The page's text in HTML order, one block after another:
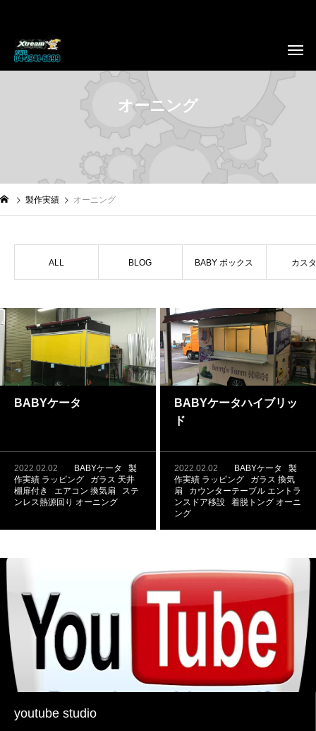
オーニング
製作実績 オーニング
ALL BLOG BABY ボックス カス
BABYケータ
2022.02.02 BABYケータ
製
作実績 ラッピング ガラス 天井
棚扉付き
エアコン 換気扇
ステ
ンレス熱源回り オーニング
BABYケータハイブリッ
ド
2022.02.02 BABYケータ
製
作実績 ラッピング ガラス 換気
扇
カウンターテーブル エントラ
ンスドア移設
着脱トング オーニ
ング
youtube studio